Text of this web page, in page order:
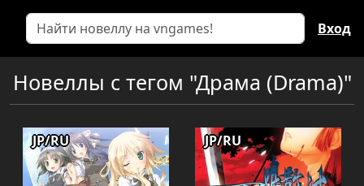
Вход
Новеллы с тегом "Драма (Drama)"
JP/RU JP/RU